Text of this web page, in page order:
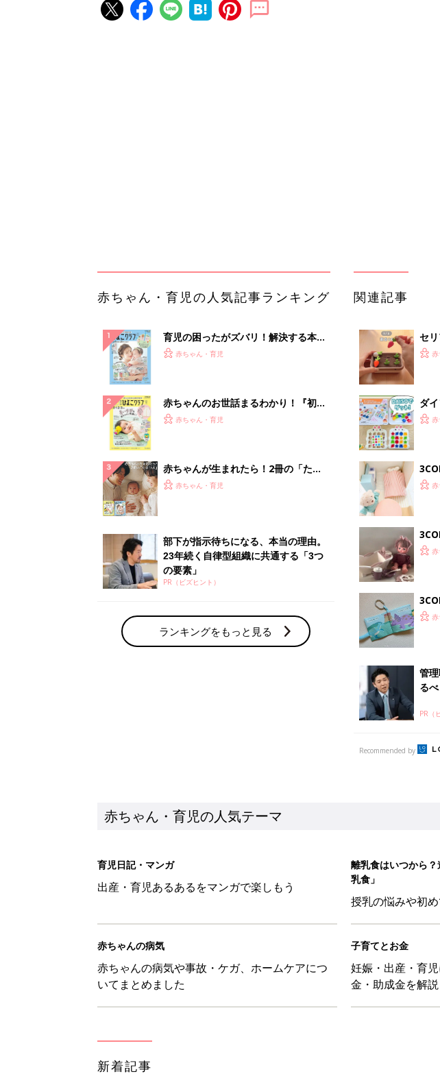
23年続く自律型組織に共通する「3つ
の要素」
PR（ビズヒント）
ランキングをもっと見る
る
PR（
赤ちゃん・育児の人気テーマ
育児日記・マンガ
離乳食はいつから
授乳の悩みや初
子育てとお金
妊娠・出産・育
金・助成金を解説
ユニクロベビー「絵本コラボが激かわ！」「肌着・パジャマ・
5選赤ちゃん・育児
8月3日生まれはこんな人 365日のお誕生日占い【鏡リュウジ監
赤ちゃん・育児
しまむら・GU…「一目ぼれした」「体形カバーができる」この